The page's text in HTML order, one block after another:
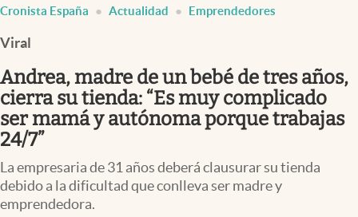
España
Cronista España Actualidad Emprendedores
Viral
Andrea, madre de un bebé de tres años,
cierra su tienda: “Es muy complicado
ser mamá y autónoma porque trabajas
24/7”
La empresaria de 31 años deberá clausurar su tienda
debido a la dificultad que conlleva ser madre y
emprendedora.